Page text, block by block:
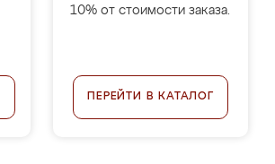
10% от стоимости заказа.
ПЕРЕЙТИ В КАТАЛОГ